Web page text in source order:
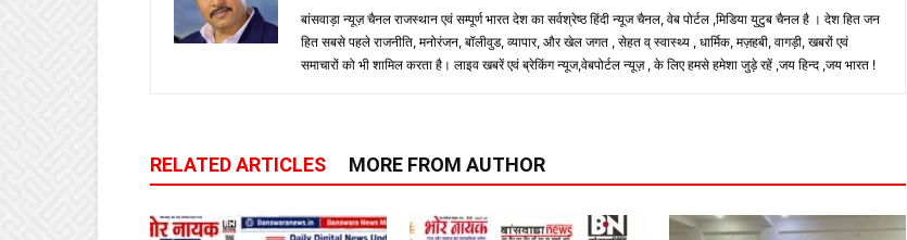
बांसवाड़ा न्यूज़ चैनल राजस्थान एवं सम्पूर्ण भारत देश का सर्वश्रेष्ठ हिंदी न्‍यूज चैनल, वेब पोर्टल ,मिडिया युटुब चैनल है । देश हित जन
हित सबसे पहले राजनीति, मनोरंजन, बॉलीवुड, व्यापार, और खेल जगत , सेहत व् स्वास्थ्य , धार्मिक, मज़हबी, वागड़ी, खबरों एवं
समाचारों को भी शामिल करता है। लाइव खबरें एवं ब्रेकिंग न्यूज,वेबपोर्टल न्यूज़ , के लिए हमसे हमेशा जुड़े रहें ,जय हिन्द ,जय भारत !
RELATED ARTICLES MORE FROM AUTHOR